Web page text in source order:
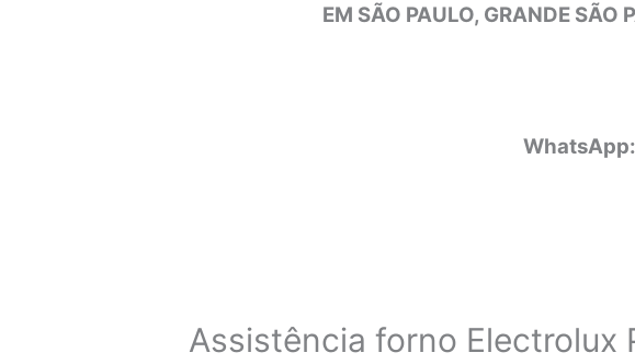
EM SÃO PAULO, GRANDE SÃO
WhatsApp:
Assistência forno Electrolux